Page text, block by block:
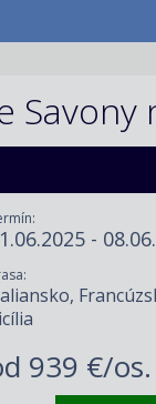
-
939 €/os.